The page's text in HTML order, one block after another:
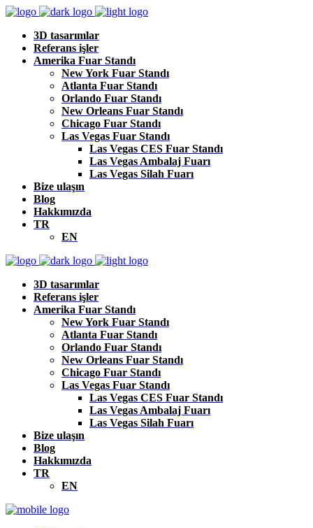
3D tasarımlar
Referans işler
Amerika Fuar Standı
New York Fuar Standı
Atlanta Fuar Standı
Orlando Fuar Standı
New Orleans Fuar Standı
Chicago Fuar Standı
Las Vegas Fuar Standı
Las Vegas CES Fuar Standı
Las Vegas Ambalaj Fuarı
Las Vegas Silah Fuarı
Bize ulaşın
Blog
Hakkımızda
TR
EN
3D tasarımlar
Referans işler
Amerika Fuar Standı
New York Fuar Standı
Atlanta Fuar Standı
Orlando Fuar Standı
New Orleans Fuar Standı
Chicago Fuar Standı
Las Vegas Fuar Standı
Las Vegas CES Fuar Standı
Las Vegas Ambalaj Fuarı
Las Vegas Silah Fuarı
Bize ulaşın
Blog
Hakkımızda
TR
EN